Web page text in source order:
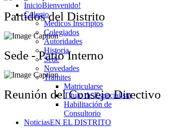
Partidos del Distrito
Sede - Patio Interno
Reunión del Consejo Directivo
InicioBienvenido!
Colegio
Médicos Inscriptos
Colegiados
Autoridades
Historia
Sede
Novedades
Trámites
Matricularse
Título de Especialista
Habilitación de
Consultorio
NoticiasEN EL DISTRITO